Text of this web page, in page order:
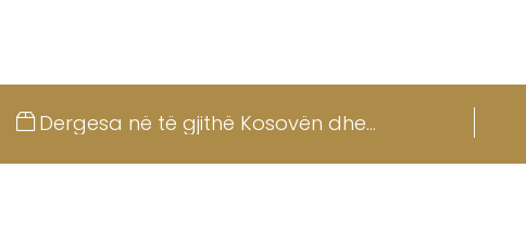
Dergesa në të gjithë Kosovën dhe